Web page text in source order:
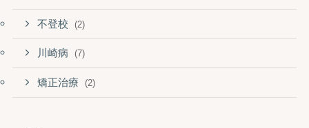
不登校 (2)
川崎病 (7)
矯正治療 (2)